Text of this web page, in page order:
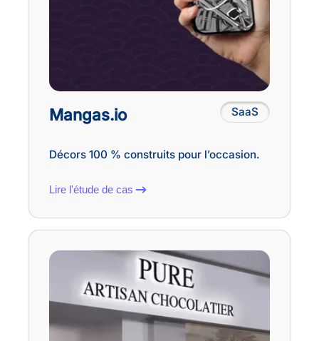
Mangas.io SaaS
Décors 100 % construits pour l’occasion.
Lire l'étude de cas